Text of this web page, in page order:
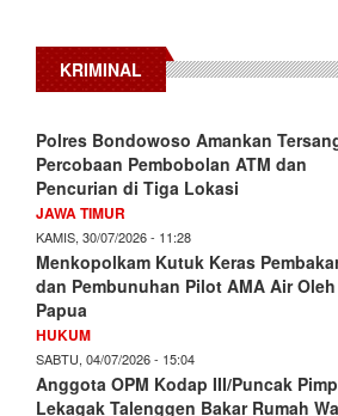
KRIMINAL
Polres Bondowoso Amankan
Percobaan Pembobolan ATM dan
Pencurian di Tiga Lokasi
JAWA TIMUR
KAMIS, 30/07/2026 - 11:28
Menkopolkam Kutuk Keras
dan Pembunuhan Pilot AMA Air
Papua
HUKUM
SABTU, 04/07/2026 - 15:04
Anggota OPM Kodap III/Puncak
Lekagak Talenggen Bakar Rumah